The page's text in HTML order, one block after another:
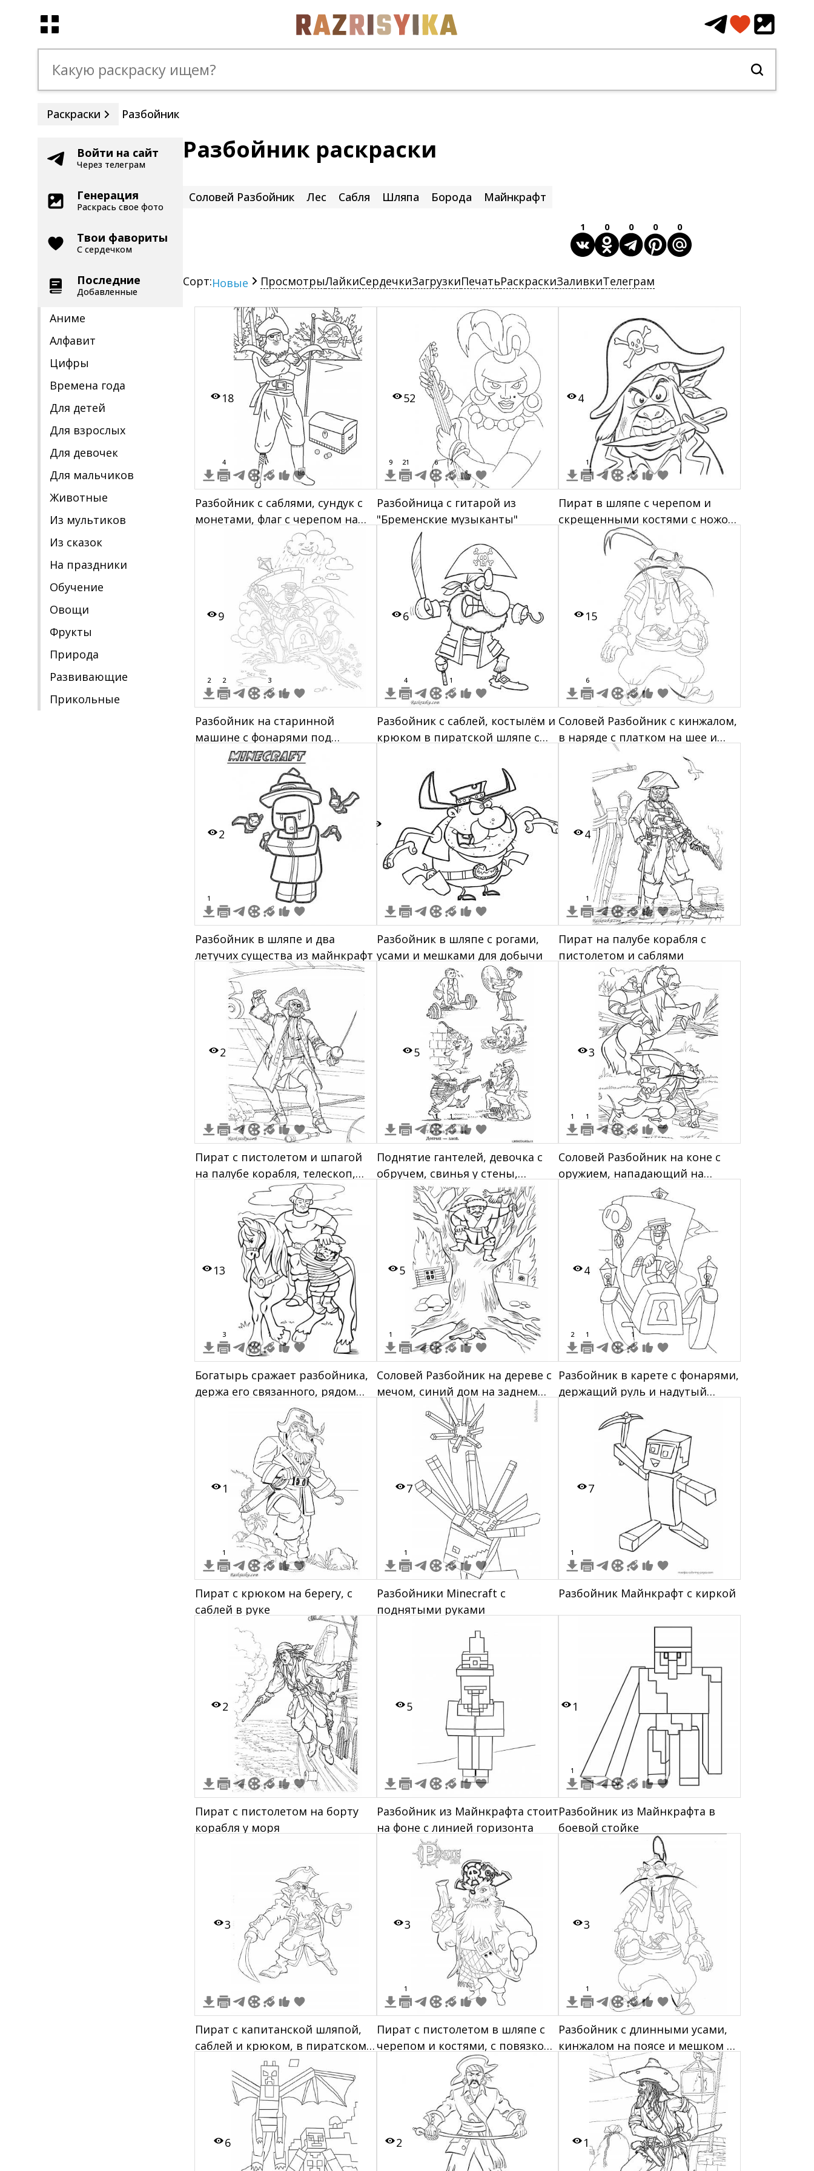
Раскраски Разбойник
Войти на сайт
Через телеграм
Генерация
Раскрась свое фото
Твои фавориты
С сердечком
Последние
Добавленные
Аниме
Алфавит
Цифры
Времена года
Для детей
Для взрослых
Для девочек
Для мальчиков
Животные
Из мультиков
Из сказок
На праздники
Обучение
Овощи
Фрукты
Природа
Развивающие
Прикольные
Разбойник раскраски
Соловей Разбойник Лес Сабля Шляпа Борода Майнкрафт
1 0 0 0 0
Сорт:Новые ПросмотрыЛайкиСердечкиЗагрузкиПечатьРаскраскиЗаливкиТелеграм
18
4
Разбойник с саблями, сундук с
монетами, флаг с черепом на
52
9 21 6 7
Разбойница с гитарой из
"Бременские музыканты"
4
1
Пират в шляпе с черепом и
скрещенными костями с ножом
зажатым в зубах
9
2 2 3
Разбойник на старинной
машине с фонарями под
дождём, с облаками, дорогой и
6
4 1
Разбойник с саблей, костылём и
крюком в пиратской шляпе с
15
6
Соловей Разбойник с кинжалом,
в наряде с платком на шее и
серьгой, с длинными усами и
хвостом на голове
2
1
Разбойник в шляпе и два
летучих существа из майнкрафт
Разбойник в шляпе с рогами,
усами и мешками для добычи
4
1
Пират на палубе корабля с
пистолетом и саблями
2
Пират с пистолетом и шпагой
на палубе корабля, телескоп,
корабельная пушка
5
1 1
Поднятие гантелей, девочка с
обручем, свинья у стены,
грязная свинья в луже,
разбойник с ружьем, добрый
человек с собакой
3
1 1
Соловей Разбойник на коне с
оружием, нападающий на
лежащего человека в шляпе на
фоне леса и разрушений
13
3 1
Богатырь сражает разбойника,
держа его связанного, рядом
5
1
Соловей Разбойник на дереве с
мечом, синий дом на заднем
плане, ворон на переднем
4
2 1 1
Разбойник в карете с фонарями,
держащий руль и надутый
1
1
Пират с крюком на берегу, с
саблей в руке
7
1
Разбойники Minecraft с
поднятыми руками
7
1
Разбойник Майнкрафт с киркой
2
Пират с пистолетом на борту
корабля у моря
5
Разбойник из Майнкрафта стоит
на фоне с линией горизонта
1
1
Разбойник из Майнкрафта в
боевой стойке
3
Пират с капитанской шляпой,
саблей и крюком, в пиратском
костюме с бородой и повязкой
на глазу
3
1
Пират с пистолетом в шляпе с
черепом и костями, с повязкой
на глазу, бородой и крюком
3
1
Разбойник с длинными усами,
кинжалом на поясе и мешком в
6 2 1